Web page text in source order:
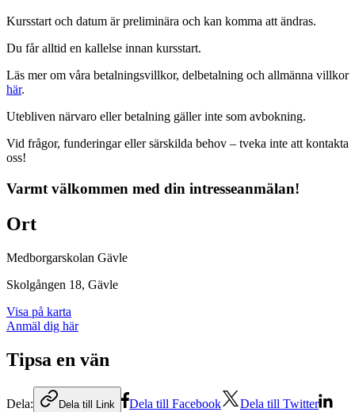
Kursstart och datum är preliminära och kan komma att ändras.
Du får alltid en kallelse innan kursstart.
Läs mer om våra betalningsvillkor, delbetalning och allmänna villkor
här.
Utebliven närvaro eller betalning gäller inte som avbokning.
Vid frågor, funderingar eller särskilda behov – tveka inte att kontakta
oss!
Varmt välkommen med din intresseanmälan!
Ort
Medborgarskolan Gävle
Skolgången 18, Gävle
Visa på karta
Anmäl dig här
Tipsa en vän
Dela: Dela till Link Dela till Facebook Dela till Twitter